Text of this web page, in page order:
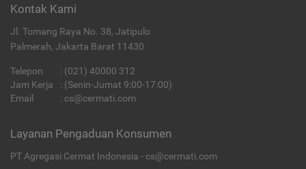
Kontak Kami
Jl. Tomang Raya No. 38, Jatipulo
Palmerah, Jakarta Barat 11430
Telepon : (021) 40000 312
Jam Kerja
: (Senin-Jumat 9:00-17:00)
Email
: cs@cermati.com
Layanan Pengaduan Konsumen
PT Agregasi Cermat Indonesia - cs@cermati.com